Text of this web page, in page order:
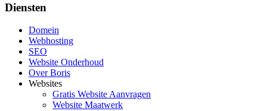
Diensten
Domein
Webhosting
SEO
Website Onderhoud
Over Boris
Websites
Gratis Website Aanvragen
Website Maatwerk